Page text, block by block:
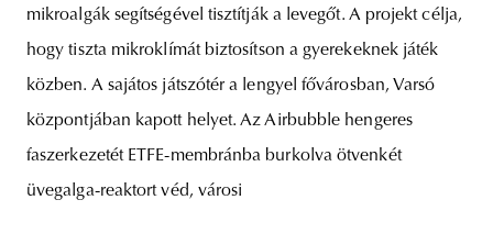
mikroalgák segítségével tisztítják a levegőt. A projekt célja,
hogy tiszta mikroklímát biztosítson a gyerekeknek játék
közben. A sajátos játszótér a lengyel fővárosban, Varsó
központjában kapott helyet. Az Airbubble hengeres
faszerkezetét ETFE-membránba burkolva ötvenkét
üvegalga-reaktort véd, városi